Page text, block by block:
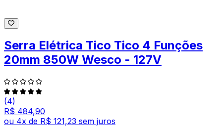
Serra Elétrica Tico Tico 4 Funções
20mm 850W Wesco - 127V
(4)
R$ 484,90
ou 4x de R$ 121,23 sem juros